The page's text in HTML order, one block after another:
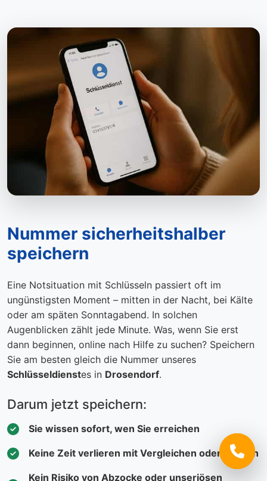
Nummer sicherheitshalber
speichern
Eine Notsituation mit Schlüsseln passiert oft im
ungünstigsten Moment – mitten in der Nacht, bei Kälte
oder am späten Sonntagabend. In solchen
Augenblicken zählt jede Minute. Was, wenn Sie erst
dann beginnen, online nach Hilfe zu suchen? Speichern
Sie am besten gleich die Nummer unseres
Schlüsseldienstes in Drosendorf.
Darum jetzt speichern:
Sie wissen sofort, wen Sie erreichen
Keine Zeit verlieren mit Vergleichen oder Suchen
Kein Risiko von Abzocke oder unseriösen